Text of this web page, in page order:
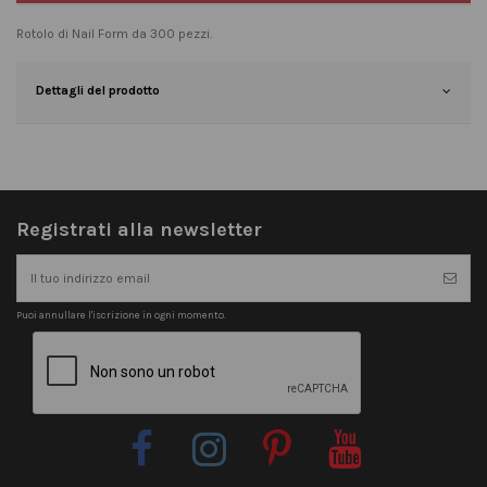
Rotolo di Nail Form da 300 pezzi.
Dettagli del prodotto
Registrati alla newsletter
Puoi annullare l'iscrizione in ogni momento.